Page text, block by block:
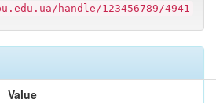
handle/123456789/4941
Value